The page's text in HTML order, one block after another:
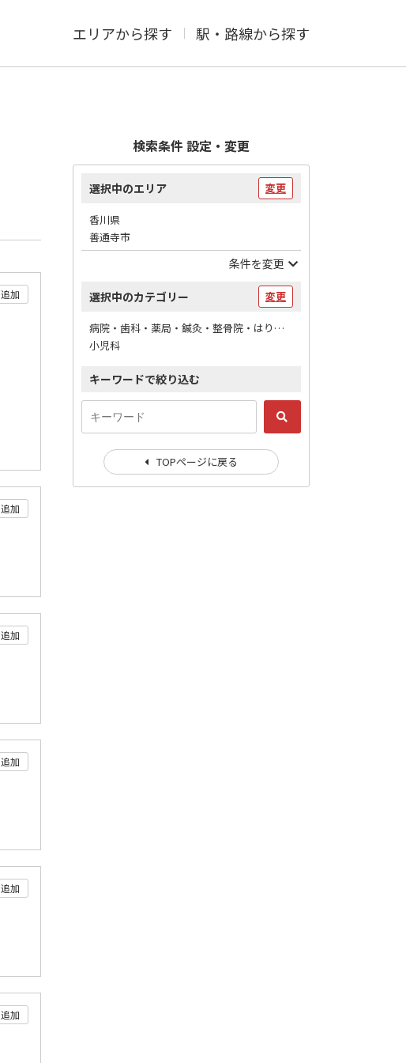
エリアから探す 駅・路線から探す
追加
追加
追加
追加
追加
追加
検索条件 設定・変更
選択中のエリア 変更
香川県
善通寺市
条件を変更
選択中のカテゴリー 変更
病院・歯科・薬局・鍼灸・整骨院・はりマッサージ / 病院
小児科
キーワードで絞り込む
TOPページに戻る